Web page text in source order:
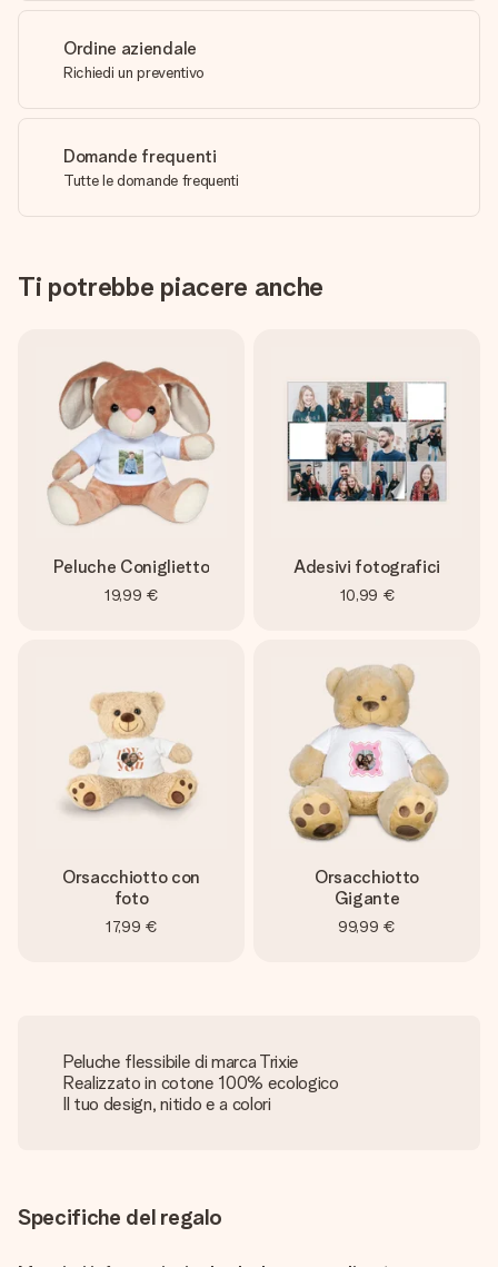
Ordine aziendale
Richiedi un preventivo
Domande frequenti
Tutte le domande frequenti
Ti potrebbe piacere anche
Peluche Coniglietto
19,99 €
Adesivi fotografici
10,99 €
Orsacchiotto con
foto
17,99 €
Orsacchiotto
Gigante
99,99 €
Peluche flessibile di marca Trixie
Realizzato in cotone 100% ecologico
Il tuo design, nitido e a colori
Specifiche del regalo